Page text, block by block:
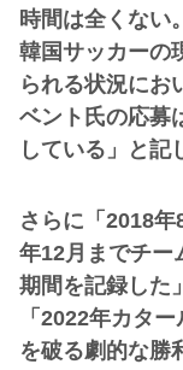
時間は全くない
韓国サッカーの
られる状況にお
ベント氏の応募
している」と記
さらに「2018
年12月までチー
期間を記録した」
「2022年カタ
を破る劇的な勝